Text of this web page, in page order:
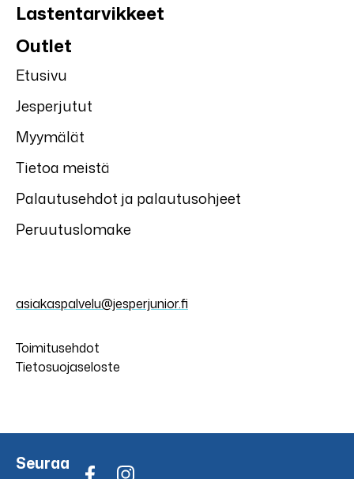
Lastentarvikkeet
Outlet
Etusivu
Jesperjutut
Myymälät
Tietoa meistä
Palautusehdot ja palautusohjeet
Peruutuslomake
asiakaspalvelu@jesperjunior.fi
Toimitusehdot
Tietosuojaseloste
Seuraa